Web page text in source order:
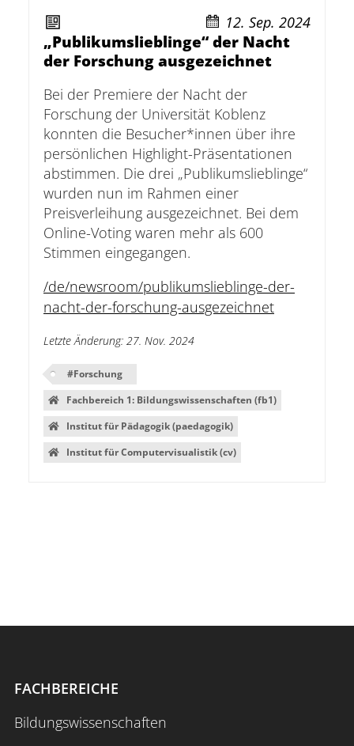
12. Sep. 2024
„Publikumslieblinge“ der Nacht
der Forschung ausgezeichnet
Bei der Premiere der Nacht der
Forschung der Universität Koblenz
konnten die Besucher*innen über ihre
persönlichen Highlight-Präsentationen
abstimmen. Die drei „Publikumslieblinge“
wurden nun im Rahmen einer
Preisverleihung ausgezeichnet. Bei dem
Online-Voting waren mehr als 600
Stimmen eingegangen.
/de/newsroom/publikumslieblinge-der-
nacht-der-forschung-ausgezeichnet
Letzte Änderung: 27. Nov. 2024
#Forschung
Fachbereich 1: Bildungswissenschaften (fb1)
Institut für Pädagogik (paedagogik)
Institut für Computervisualistik (cv)
FACHBEREICHE
Bildungswissenschaften